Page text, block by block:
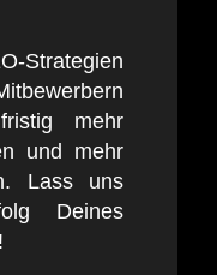
Strategien
mehr
und mehr
Lass uns
Deines